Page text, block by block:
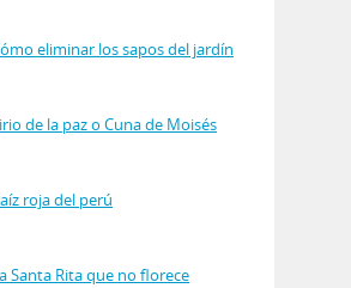
eliminar los sapos del jardín
de la paz o Cuna de Moisés
roja del perú
Santa Rita que no florece